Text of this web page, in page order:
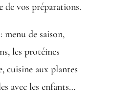
de vos préparations.
menu de saison,
les protéines
cuisine aux plantes
avec les enfants…